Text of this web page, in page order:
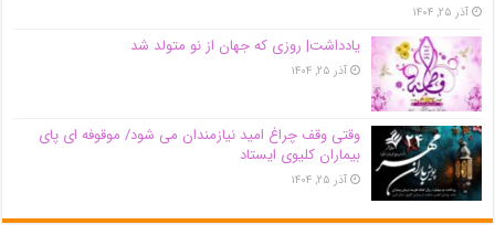
آذر ۲۵, ۱۴۰۴
یادداشت| روزی که جهان از نو متولد شد
آذر ۲۵, ۱۴۰۴
وقتی وقف چراغ امید نیازمندان می شود/ موقوفه ای پای
بیماران کلیوی ایستاد
آذر ۲۵, ۱۴۰۴